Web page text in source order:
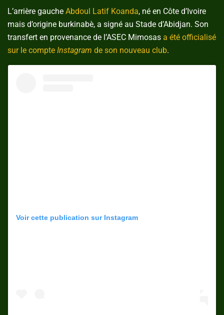
L’arrière gauche Abdoul Latif Koanda, né en Côte d’Ivoire
mais d’origine burkinabè, a signé au Stade d’Abidjan. Son
transfert en provenance de l’ASEC Mimosas a été officialisé
sur le compte Instagram de son nouveau club.
Voir cette publication sur Instagram